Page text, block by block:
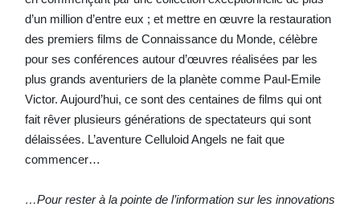
d’un million d’entre eux ; et mettre en œuvre la restauration
des premiers films de Connaissance du Monde, célèbre
pour ses conférences autour d’œuvres réalisées par les
plus grands aventuriers de la planète comme Paul-Emile
Victor. Aujourd’hui, ce sont des centaines de films qui ont
fait rêver plusieurs générations de spectateurs qui sont
délaissées. L’aventure Celluloid Angels ne fait que
commencer…
…Pour rester à la pointe de l’information sur les innovations